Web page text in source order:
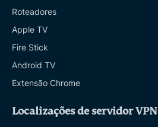
Roteadores
Apple TV
Fire Stick
Android TV
Extensão Chrome
Localizações de servidor VPN